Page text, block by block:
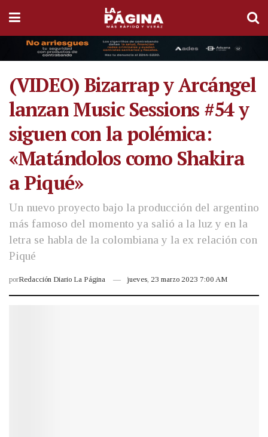
(VIDEO) Bizarrap y Arcángel
lanzan Music Sessions #54 y
siguen con la polémica:
«Matándolos como Shakira
a Piqué»
Un nuevo proyecto bajo la producción del argentino
más famoso del momento ya salió a la luz y en la
letra se habla de la colombiana y la ex relación con
Piqué
porRedacción Diario La Página jueves, 23 marzo 2023 7:00 AM